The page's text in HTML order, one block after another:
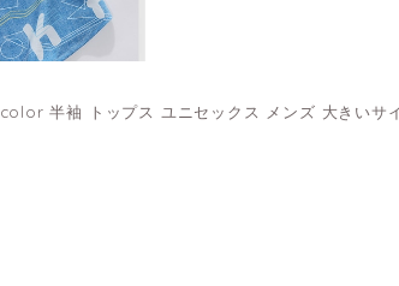
半袖 トップス ユニセックス メンズ 大きいサ